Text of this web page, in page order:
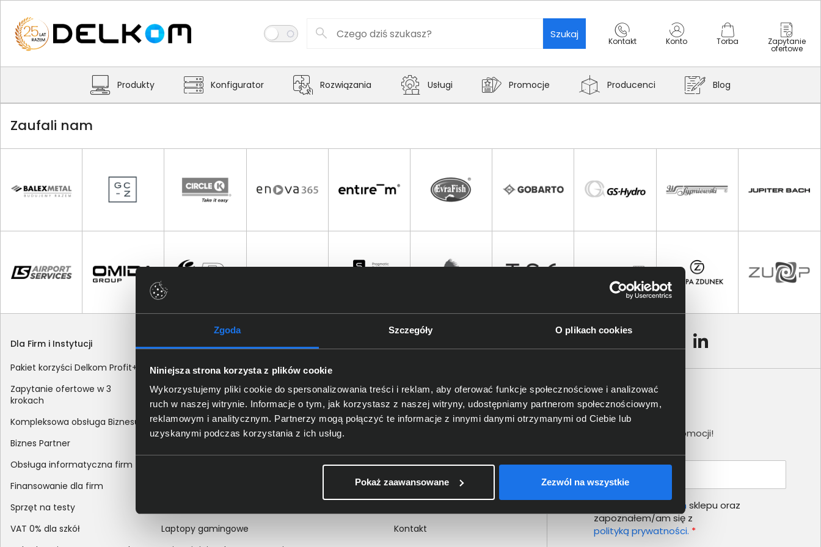
Zgoda Szczegóły O plikach cookies
Niniejsza strona korzysta z plików cookie
Wykorzystujemy pliki cookie do spersonalizowania treści i reklam, aby oferować funkcje społecznościowe i analizować
ruch w naszej witrynie. Informacje o tym, jak korzystasz z naszej witryny, udostępniamy partnerom społecznościowym,
reklamowym i analitycznym. Partnerzy mogą połączyć te informacje z innymi danymi otrzymanymi od Ciebie lub
uzyskanymi podczas korzystania z ich usług.
Pokaż zaawansowane Zezwól na wszystkie
Szukaj
Kontakt Konto Torba Zapytanie
ofertowe
Produkty Konfigurator Rozwiązania Usługi Promocje Producenci Blog
Zaufali nam
Dla Firm i Instytucji
Pakiet korzyści Delkom Profit+
Zapytanie ofertowe w 3
krokach
Kompleksowa obsługa Biznesu
Biznes Partner
Obsługa informatyczna firm
Finansowanie dla firm
Sprzęt na testy
VAT 0% dla szkół
Zakupy
Sposoby dostawy
Metody płatności
Zakup z dofinansowaniem
Odroczony termin płatności
Korekta danych nabywcy na dokumencie
Laptopy gamingowe
Certyfikaty i autoryzacje
Nagrody i wyróżnienia
Polityka prywatności
wewnętrznych
Kontakt
Newsletter
Nie przegap żadnej promocji!
regulamin sklepu oraz
zapoznałem/am się z
polityką prywatności. *